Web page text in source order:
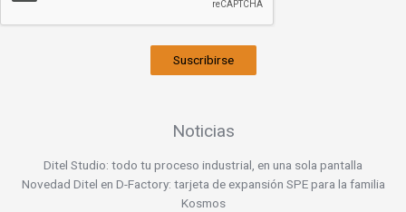
Suscribirse
Noticias
Ditel Studio: todo tu proceso industrial, en una sola pantalla
Novedad Ditel en D-Factory: tarjeta de expansión SPE para la familia
Kosmos